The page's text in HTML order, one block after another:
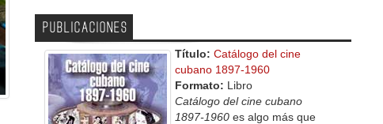
PUBLICACIONES
Título: Catálogo del cine
cubano 1897-1960
Formato: Libro
Catálogo del cine cubano
1897-1960es algo más que